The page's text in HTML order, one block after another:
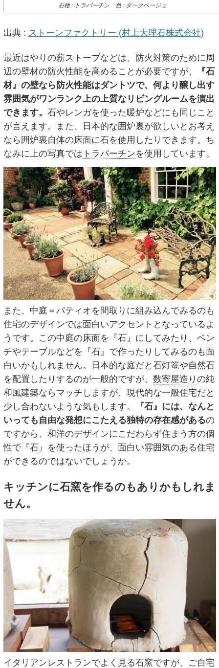
石種 : トラバーチン 色 : ダークベージュ
出典 : ストーンファクトリー (村上大理石株式会社)
最近はやりの薪ストーブなどは、防火対策のために周
辺の壁材の防火性能を高めることが必要ですが、
『石
材』の壁なら防火性能はダントツで、何より醸し出す
雰囲気がワンランク上の上質なリビングルームを演出
できます。 石やレンガを使った暖炉などにも同じこと
が言えます。また、日本的な囲炉裏が欲しいとお考え
なら囲炉裏自体の床面に石を使用したりできます。ち
なみに上の写真では トラバーチンを使用しています。
また、中庭＝パティオを間取りに組み込んでみるのも
住宅のデザインでは面白いアクセントとなっているよ
うです。この中庭の床面を『石』にしてみたり、ベン
チやテーブルなどを『石』で作ったりしてみるのも面
白いかもしれません。日本的な庭だと石灯篭や自然石
を配置したりするのが一般的ですが、 数寄屋造り の純
和風建築ならマッチしますが、現代的な一般住宅だと
少し合わないような気もします。
『石』には、なんと
いっても自由な発想にこたえる独特の存在感があるの
ですから、和洋のデザインにこだわらず住まう方の個
性で『石』を使ったほうが、面白い雰囲気のある住宅
ができるのではないでしょうか。
キッチンに石窯を作るのもありかもしれま
せん。
イタリアンレストランでよく見る石窯ですが、ご自宅